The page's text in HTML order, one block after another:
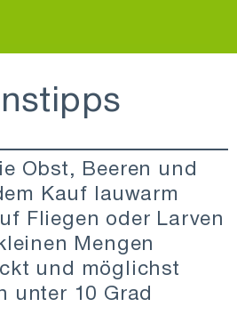
Obst, Beeren und
Kauf lauwarm
Fliegen oder Larven
Mengen
und möglichst
unter 10 Grad